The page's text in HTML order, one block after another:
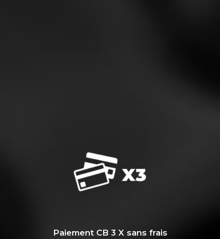
Paiement CB 3 X sans frais